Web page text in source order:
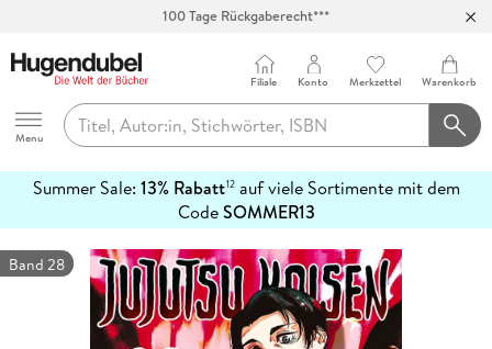
100 Tage Rückgaberecht***
Hugendubel
Menu
Filiale Konto Merkzettel Warenkorb
Summer Sale: 13% Rabatt12auf viele Sortimente mit dem
CodeSOMMER13
erfahren
Band 28